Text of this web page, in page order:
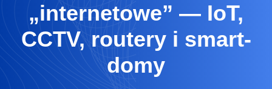
„internetowe” — IoT,
CCTV, routery i smart-
domy